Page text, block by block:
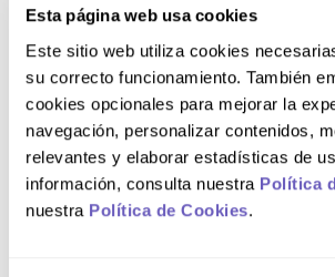
Esta página web usa cookies
Este sitio web utiliza cookies
su correcto funcionamiento. También
cookies opcionales para mejorar la
navegación, personalizar contenidos,
relevantes y elaborar estadísticas de
información, consulta nuestra Política
nuestra Política de Cookies.
del aparato digestivo mientras tomaba
padece colitis ulcerosa (una
padece insuficiencia hepática
hígado) o renal (alteraciones en el
encuentra en el tercer trimestre del
padece una insuficiencia cardiaca
Precauciones y
Advertencias